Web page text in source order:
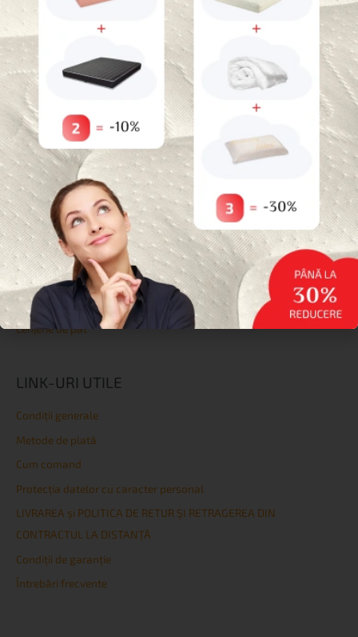
Categorii
Paturi pentru animale de companie
Uncategorized
Reduceri
Saltele
Topperе
Protecții
Perne
Paturi și Somiere
Lenjerie de pat
LINK-URI UTILE
Condiţii generale
Metode de plată
Cum comand
Protecția datelor cu caracter personal
LIVRAREA și POLITICA DE RETUR ȘI RETRAGEREA DIN
CONTRACTUL LA DISTANȚĂ
Condiţii de garanţie
Întrebări frecvente
reducere dacă cumpărați
*Nu este valabil pentru produse promotionale